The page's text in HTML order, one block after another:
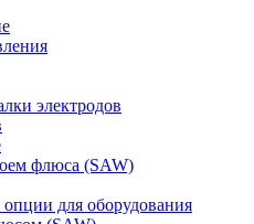
электродов
флюса (SAW)
для оборудования